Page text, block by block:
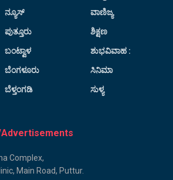
ನ್ಯೂಸ್
ಪುತ್ತೂರು
ಬಂಟ್ವಾಳ
ಬೆಂಗಳೂರು
ಬೆಳ್ತಂಗಡಿ
ವಾಣಿಜ್ಯ
ಶಿಕ್ಷಣ
ಶುಭವಿವಾಹ :
ಸಿನಿಮಾ
ಸುಳ್ಯ
Complex,
Main Road, Puttur.